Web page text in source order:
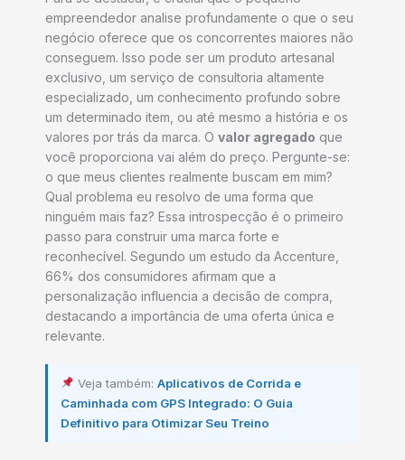
empreendedor analise profundamente o que o seu
negócio oferece que os concorrentes maiores não
conseguem. Isso pode ser um produto artesanal
exclusivo, um serviço de consultoria altamente
especializado, um conhecimento profundo sobre
um determinado item, ou até mesmo a história e os
valores por trás da marca. O valor agregado que
você proporciona vai além do preço. Pergunte-se:
o que meus clientes realmente buscam em mim?
Qual problema eu resolvo de uma forma que
ninguém mais faz? Essa introspecção é o primeiro
passo para construir uma marca forte e
reconhecível. Segundo um estudo da Accenture,
66% dos consumidores afirmam que a
personalização influencia a decisão de compra,
destacando a importância de uma oferta única e
relevante.
Veja também:Aplicativos de Corrida e
Caminhada com GPS Integrado: O Guia
Definitivo para Otimizar Seu Treino